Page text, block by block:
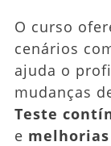
O curso
cenários
ajuda o
mudanças
Teste
e